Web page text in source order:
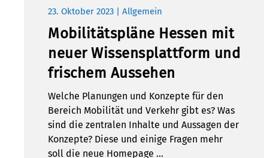
23. Oktober 2023 | Allgemein
Mobilitätspläne Hessen mit
neuer Wissensplattform und
frischem Aussehen
Welche Planungen und Konzepte für den
Bereich Mobilität und Verkehr gibt es? Was
sind die zentralen Inhalte und Aussagen der
Konzepte? Diese und einige Fragen mehr
soll die neue Homepage …